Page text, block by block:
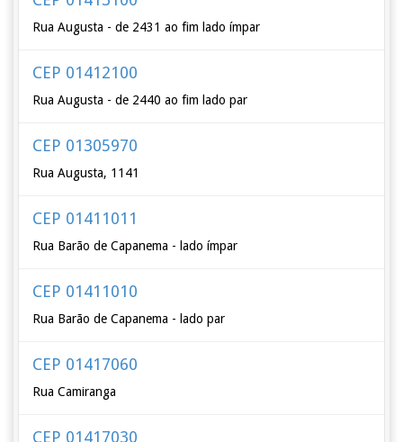
Rua Augusta - de 2431 ao fim lado ímpar
CEP 01412100
Rua Augusta - de 2440 ao fim lado par
CEP 01305970
Rua Augusta, 1141
CEP 01411011
Rua Barão de Capanema - lado ímpar
CEP 01411010
Rua Barão de Capanema - lado par
CEP 01417060
Rua Camiranga
CEP 01417030